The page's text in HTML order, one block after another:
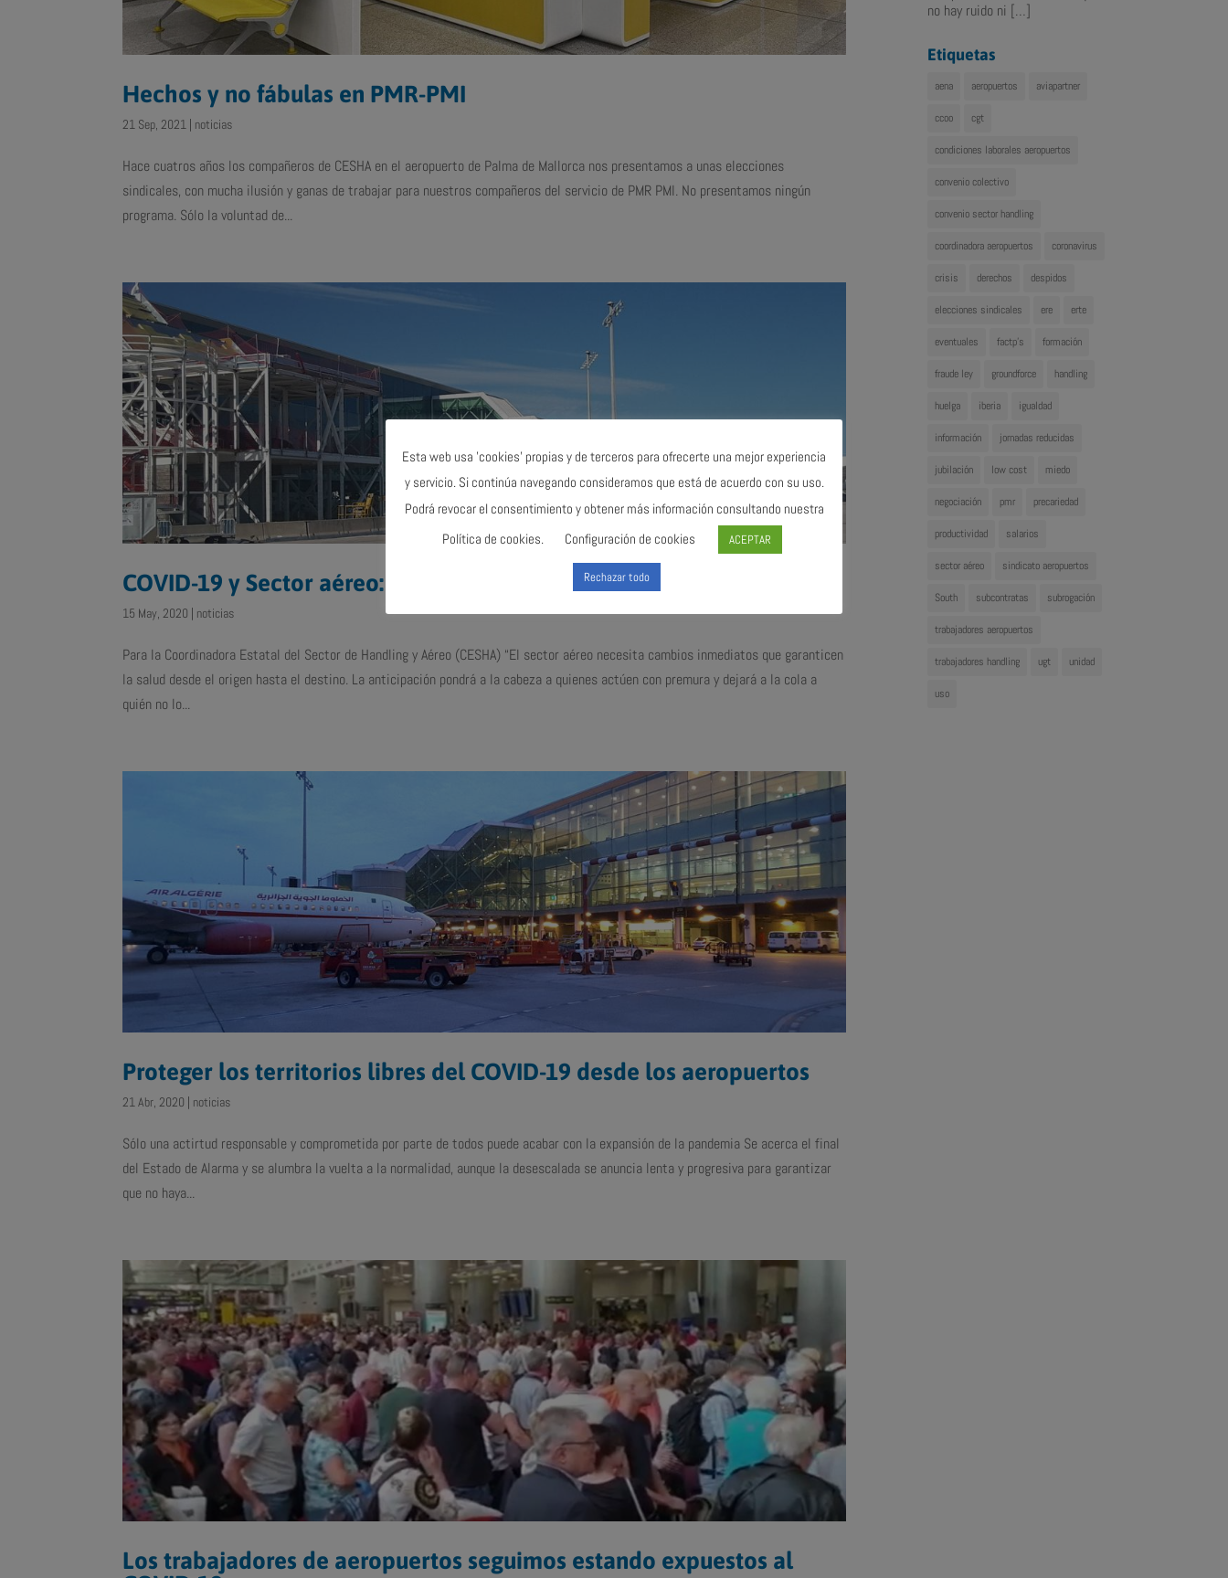
Hechos y no fábulas en PMR-PMI
21 Sep, 2021 | noticias
Hace cuatros años los compañeros de CESHA en el aeropuerto de Palma de Mallorca nos presentamos a unas elecciones
sindicales, con mucha ilusión y ganas de trabajar para nuestros compañeros del servicio de PMR PMI. No presentamos ningún
programa. Sólo la voluntad de...
COVID-19 y Sector aéreo: Una industria en crisis
15 May, 2020 | noticias
Para la Coordinadora Estatal del Sector de Handling y Aéreo (CESHA) “El sector aéreo necesita cambios inmediatos que garanticen
la salud desde el origen hasta el destino. La anticipación pondrá a la cabeza a quienes actúen con premura y dejará a la cola a
quién no lo...
Proteger los territorios libres del COVID-19 desde los aeropuertos
21 Abr, 2020 | noticias
Sólo una actirtud responsable y comprometida por parte de todos puede acabar con la expansión de la pandemia Se acerca el final
del Estado de Alarma y se alumbra la vuelta a la normalidad, aunque la desescalada se anuncia lenta y progresiva para garantizar
que no haya...
Los trabajadores de aeropuertos seguimos estando expuestos al
no hay ruido ni […]
Etiquetas
aena aeropuertos aviapartner
ccoo cgt
condiciones laborales aeropuertos
convenio colectivo
convenio sector handling
coordinadora aeropuertos coronavirus
crisis derechos despidos
elecciones sindicales ere erte
eventuales factp's formación
fraude ley groundforce handling
huelga iberia igualdad
información jornadas reducidas
jubilación low cost miedo
negociación pmr precariedad
productividad salarios
sector aéreo sindicato aeropuertos
South subcontratas subrogación
trabajadores aeropuertos
trabajadores handling ugt unidad
uso
Esta web usa 'cookies' propias y de terceros para ofrecerte una mejor experiencia
y servicio. Si continúa navegando consideramos que está de acuerdo con su uso.
Podrá revocar el consentimiento y obtener más información consultando nuestra
Política de cookies.
Configuración de cookies ACEPTAR
Rechazar todo